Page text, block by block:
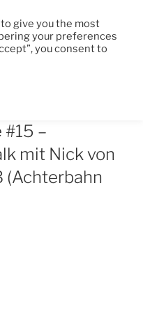
–
mit Nick von
(Achterbahn
give you the most
your preferences
you consent to